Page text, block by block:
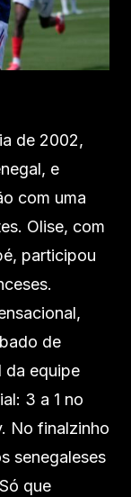
de 2002,
e
com uma
Olise, com
participou
de
da equipe
3 a 1 no
No finalzinho
senegaleses
que